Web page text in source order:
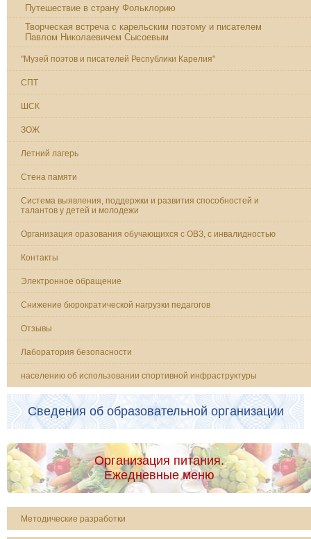
Путешествие в страну Фольклорию
Творческая встреча с карельским поэтому и писателем
Павлом Николаевичем Сысоевым
"Музей поэтов и писателей Республики Карелия"
СПТ
ШСК
ЗОЖ
Летний лагерь
Стена памяти
Система выявления, поддержки и развития способностей и
талантов у детей и молодежи
Организация оразования обучающихся с ОВЗ, с инвалидностью
Контакты
Электронное обращение
Снижение бюрократической нагрузки педагогов
Отзывы
Лаборатория безопасности
населению об использовании спортивной инфраструктуры
Сведения об образовательной организации
Организация питания.
Ежедневные меню
Методические разработки